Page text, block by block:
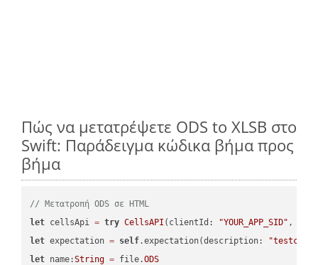
Πώς να μετατρέψετε ODS to XLSB στο
Swift: Παράδειγμα κώδικα βήμα προς
βήμα
// Μετατροπή ODS σε HTML
let cellsApi = try CellsAPI (clientId: "YOUR_APP_SID" ,
let expectation = self.expectation(description:
let name:String = file.ODS